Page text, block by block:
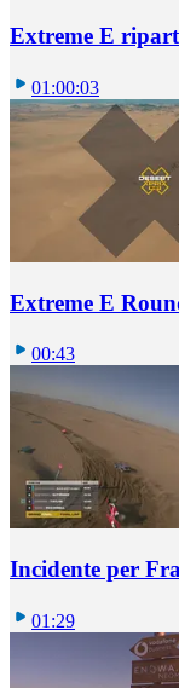
Extreme E
01:00:03
Extreme E
00:43
Incidente per
01:29